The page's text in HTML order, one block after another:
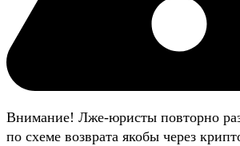
Внимание! Лже-юристы повторно
по схеме возврата якобы через